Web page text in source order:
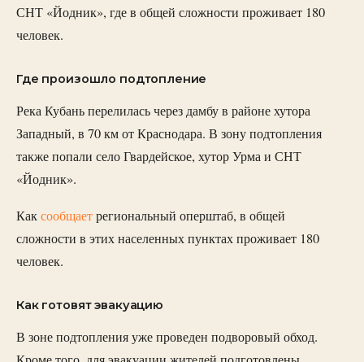
СНТ «Йодник», где в общей сложности проживает 180
человек.
Где произошло подтопление
Река Кубань перелилась через дамбу в районе хутора
Западный, в 70 км от Краснодара. В зону подтопления
также попали село Гвардейское, хутор Урма и СНТ
«Йодник».
Каксообщаетрегиональный оперштаб, в общей
сложности в этих населенных пунктах проживает 180
человек.
Как готовят эвакуацию
В зоне подтопления уже проведен подворовый обход.